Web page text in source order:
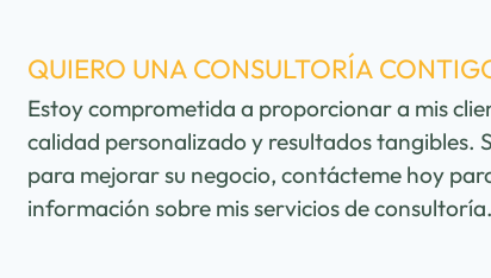
QUIERO UNA CONSULTORÍA
Estoy comprometida a proporcionar a mis
calidad personalizado y resultados tangibles.
para mejorar su negocio, contácteme hoy
información sobre mis servicios de consultoría.